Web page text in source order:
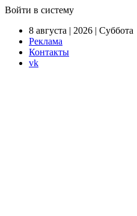
Войти в систему
8 августа | 2026 | Суббота
Реклама
Контакты
vk